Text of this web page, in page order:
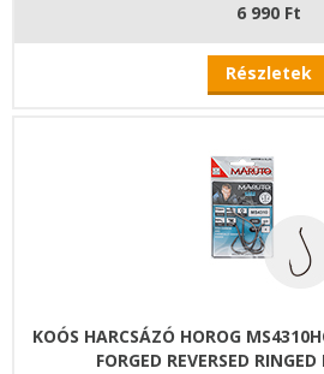
6 990 Ft
Részletek
KOÓS HARCSÁZÓ HOROG
FORGED REVERSED